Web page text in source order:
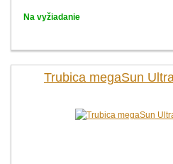
Na vyžiadanie
Trubica megaSun